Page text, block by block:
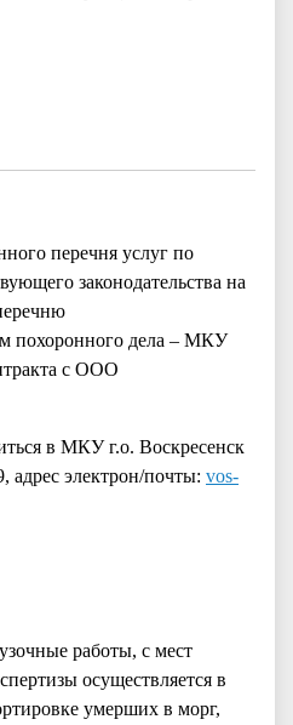
перечня услуг по
законодательства на
похоронного дела – МКУ
с ООО
в МКУ г.о. Воскресенск
адрес электрон/почты: vos-
работы, с мест
осуществляется в
умерших в морг,